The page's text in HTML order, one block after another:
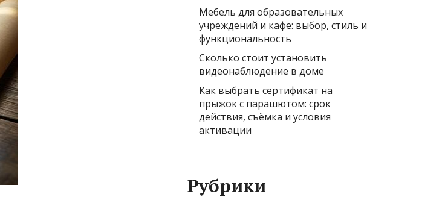
Мебель для образовательных
учреждений и кафе: выбор, стиль и
функциональность
Сколько стоит установить
видеонаблюдение в доме
Как выбрать сертификат на
прыжок с парашютом: срок
действия, съёмка и условия
активации
Рубрики